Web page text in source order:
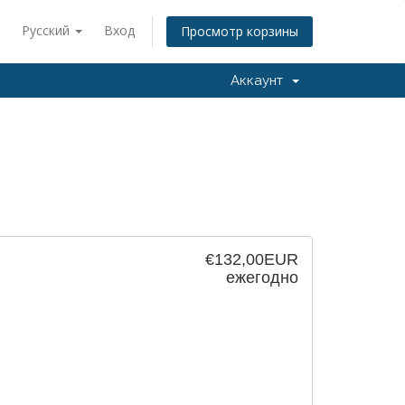
Русский Вход Просмотр корзины
Аккаунт
€132,00EUR
ежегодно